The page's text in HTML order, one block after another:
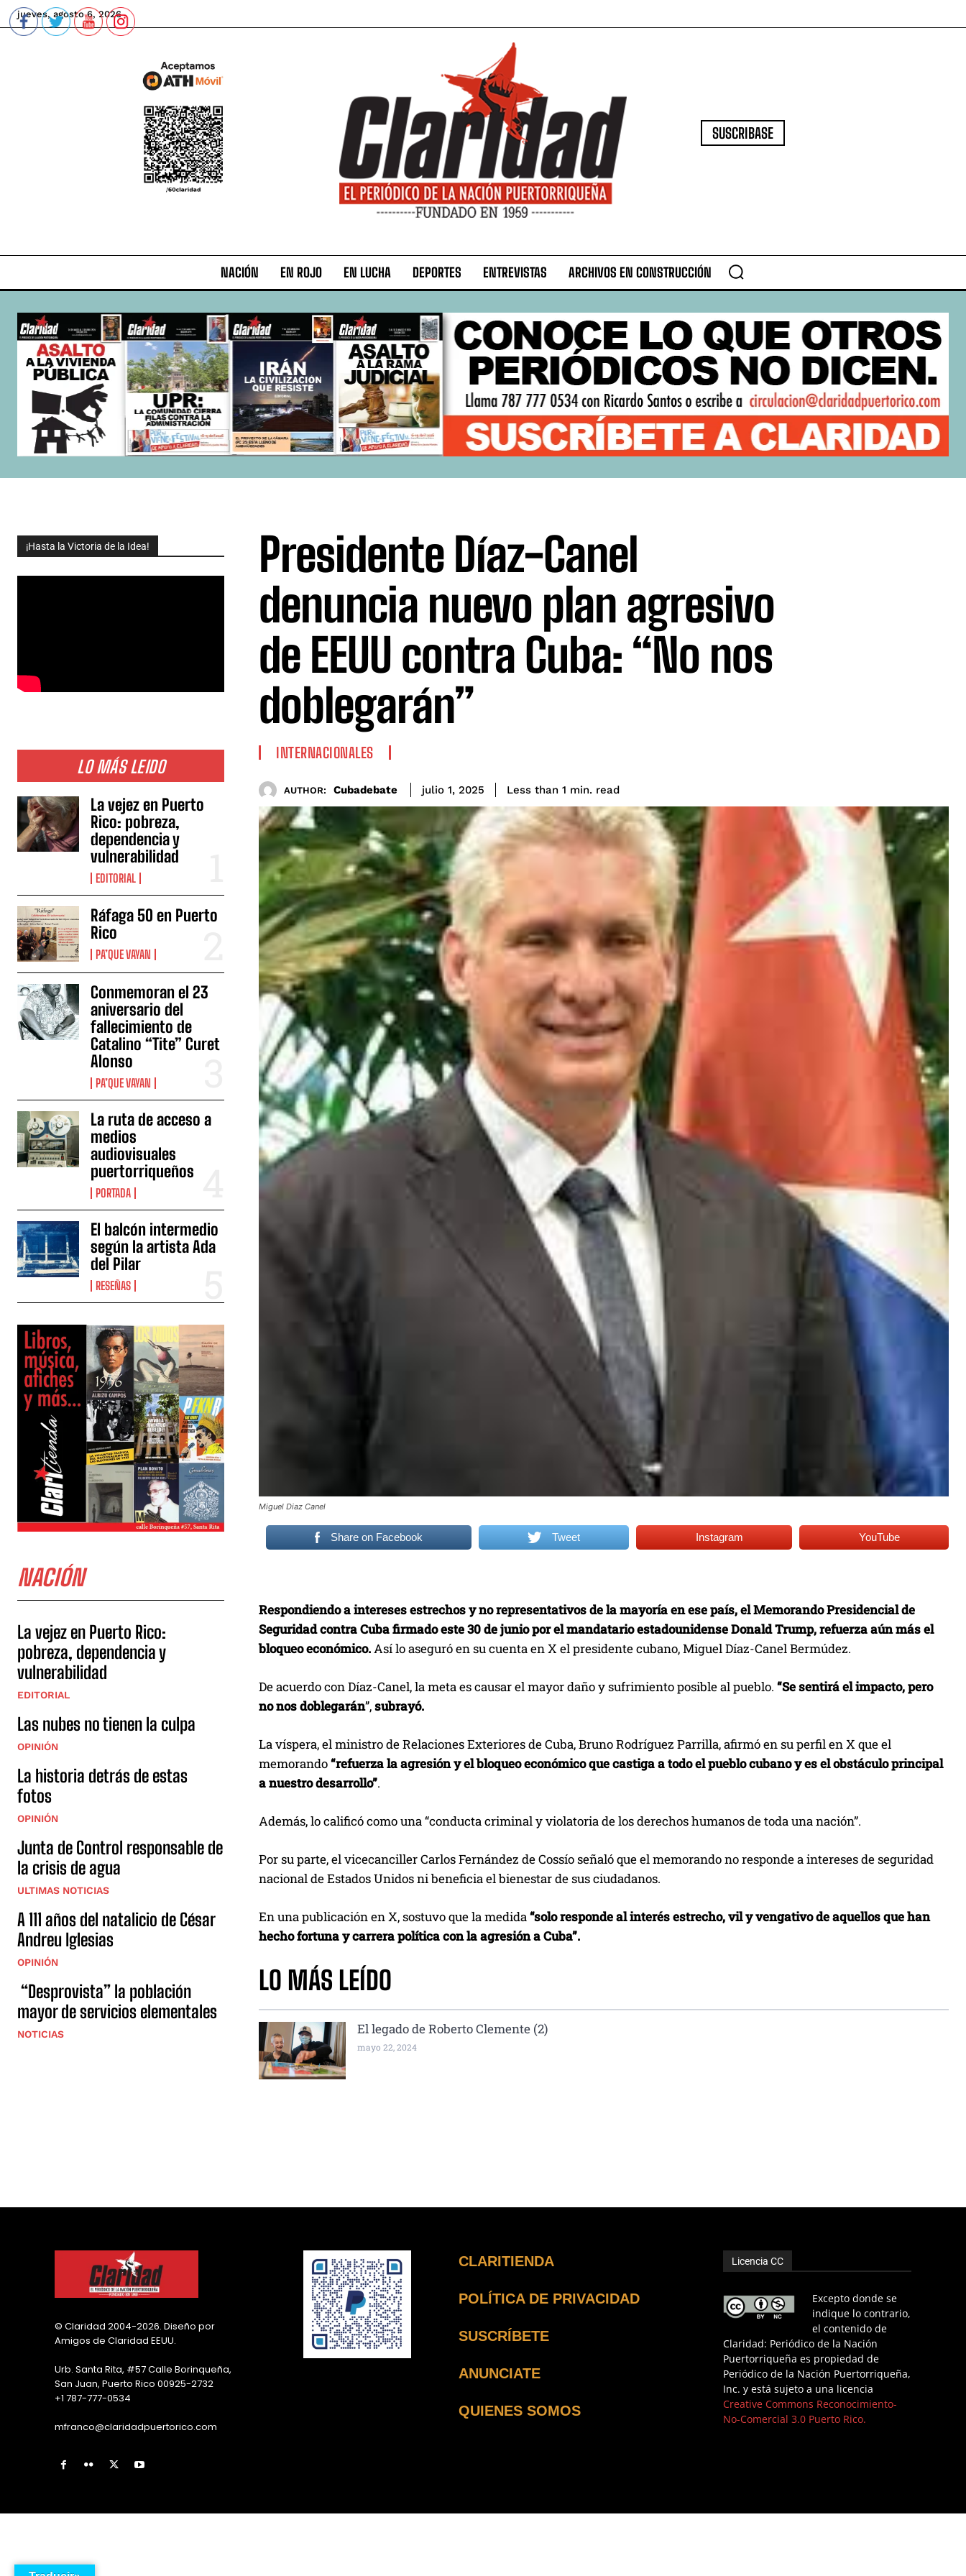
jueves, agosto 6, 2026
SUSCRIBASE
NACIÓN EN ROJO EN LUCHA DEPORTES ENTREVISTAS ARCHIVOS EN CONSTRUCCIÓN
¡Hasta la Victoria de la Idea!
LO MÁS LEIDO
La vejez en Puerto
Rico: pobreza,
dependencia y
vulnerabilidad
EDITORIAL
Ráfaga 50 en Puerto
Rico
PA’QUE VAYAN
Conmemoran el 23
aniversario del
fallecimiento de
Catalino “Tite” Curet
Alonso
PA’QUE VAYAN
La ruta de acceso a
medios
audiovisuales
puertorriqueños
PORTADA
El balcón intermedio
según la artista Ada
del Pilar
RESEÑAS
NACIÓN
La vejez en Puerto Rico:
pobreza, dependencia y
vulnerabilidad
EDITORIAL
Las nubes no tienen la culpa
OPINIÓN
La historia detrás de estas
fotos
OPINIÓN
Junta de Control responsable de
la crisis de agua
ULTIMAS NOTICIAS
A 111 años del natalicio de César
Andreu Iglesias
OPINIÓN
“Desprovista” la población
mayor de servicios elementales
NOTICIAS
Presidente Díaz-Canel
denuncia nuevo plan agresivo
de EEUU contra Cuba: “No nos
doblegarán”
INTERNACIONALES
AUTHOR: Cubadebate julio 1, 2025 Less than 1 min. read
Miguel Diaz Canel
Share on Facebook Tweet Instagram YouTube
Respondiendo a intereses estrechos y no representativos de la mayoría en ese país, el Memorando Presidencial de
Seguridad contra Cuba firmado este 30 de junio por el mandatario estadounidense Donald Trump, refuerza aún más el
bloqueo económico. Así lo aseguró en su cuenta en X el presidente cubano, Miguel Díaz-Canel Bermúdez.
De acuerdo con Díaz-Canel, la meta es causar el mayor daño y sufrimiento posible al pueblo. “Se sentirá el impacto, pero
no nos doblegarán”,subrayó.
La víspera, el ministro de Relaciones Exteriores de Cuba, Bruno Rodríguez Parrilla, afirmó en su perfil en X que el
memorando“refuerza la agresión y el bloqueo económico que castiga a todo el pueblo cubano y es el obstáculo principal
a nuestro desarrollo”.
Además, lo calificó como una “conducta criminal y violatoria de los derechos humanos de toda una nación”.
Por su parte, el vicecanciller Carlos Fernández de Cossío señaló que el memorando no responde a intereses de seguridad
nacional de Estados Unidos ni beneficia el bienestar de sus ciudadanos.
En una publicación en X, sostuvo que la medida “solo responde al interés estrecho, vil y vengativo de aquellos que han
hecho fortuna y carrera política con la agresión a Cuba”.
LO MÁS LEÍDO
El legado de Roberto Clemente (2)
mayo 22, 2024
© Claridad 2004-2026. Diseño por
Amigos de Claridad EEUU.
Urb. Santa Rita, #57 Calle Borinqueña,
San Juan, Puerto Rico 00925-2732
+1 787-777-0534
mfranco@claridadpuertorico.com
CLARITIENDA
POLÍTICA DE PRIVACIDAD
SUSCRÍBETE
ANUNCIATE
QUIENES SOMOS
Licencia CC
Excepto donde se
indique lo contrario,
el contenido de
Claridad: Periódico de la Nación
Puertorriqueña es propiedad de
Periódico de la Nación Puertorriqueña,
Inc. y está sujeto a una licencia
Creative Commons Reconocimiento-
No-Comercial 3.0 Puerto Rico.